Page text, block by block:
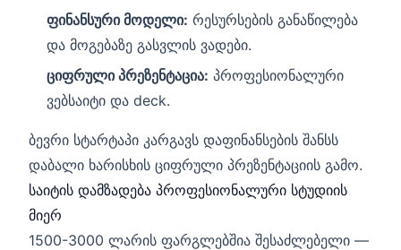
ფინანსური მოდელი: რესურსების განაწილება
და მოგებაზე გასვლის ვადები.
ციფრული პრეზენტაცია: პროფესიონალური
ვებსაიტი და deck.
ბევრი სტარტაპი კარგავს დაფინანსების შანსს
დაბალი ხარისხის ციფრული პრეზენტაციის გამო.
საიტის დამზადება პროფესიონალური სტუდიის
მიერ
1500-3000 ლარის ფარგლებშია შესაძლებელი —